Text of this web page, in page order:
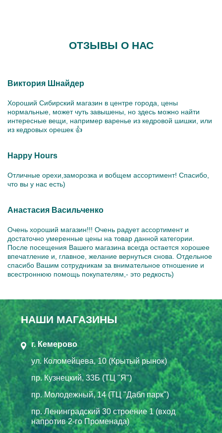
ОТЗЫВЫ О НАС
Виктория Шнайдер
Хороший Сибирский магазин в центре города, цены
нормальные, может чуть завышены, но здесь можно найти
интересные вещи, например варенье из кедровой шишки, или
из кедровых орешек 👍
Happy Hours
Отличные орехи,заморозка и вобщем ассортимент! Спасибо,
что вы у нас есть)
Анастасия Васильченко
Очень хороший магазин!!! Очень радует ассортимент и
достаточно умеренные цены на товар данной категории.
После посещения Вашего магазина всегда остается хорошее
впечатление и, главное, желание вернуться снова. Отдельное
спасибо Вашим сотрудникам за внимательное отношение и
всестроннюю помощь покупателям,- это редкость)
НАШИ МАГАЗИНЫ
г. Кемерово
ул. Коломейцева, 10 (Крытый рынок)
пр. Кузнецкий, 33Б (ТЦ "Я")
пр. Молодежный, 14 (ТЦ "Дабл парк")
пр. Ленинградский 30 строение 1 (вход
напротив 2-го Променада)